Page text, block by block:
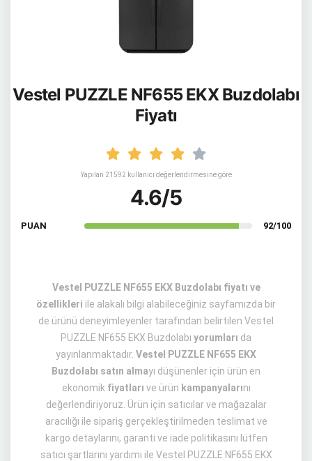
Vestel PUZZLE NF655 EKX Buzdolabı
Fiyatı
Yapılan 21592 kullanıcı değerlendirmesine göre
4.6/5
PUAN 92/100
Vestel PUZZLE NF655 EKX Buzdolabı fiyatı ve
özellikleri ile alakalı bilgi alabileceğiniz sayfamızda bir
de ürünü deneyimleyenler tarafından belirtilen Vestel
PUZZLE NF655 EKX Buzdolabı yorumları da
yayınlanmaktadır. Vestel PUZZLE NF655 EKX
Buzdolabı satın almayı düşünenler için ürün en
ekonomik fiyatları ve ürün kampanyalarını
değerlendiriyoruz. Ürün için satıcılar ve mağazalar
aracılığı ile sipariş gerçekleştirilmeden teslimat ve
kargo detaylarını, garanti ve iade politikasını lütfen
satıcı şartlarını yardımı ile Vestel PUZZLE NF655 EKX